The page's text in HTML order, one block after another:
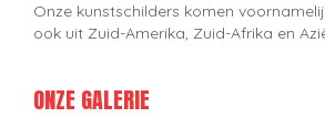
Onze kunstschilders komen
ook uit Zuid-Amerika, Zuid-Afrika en
ONZE GALERIE